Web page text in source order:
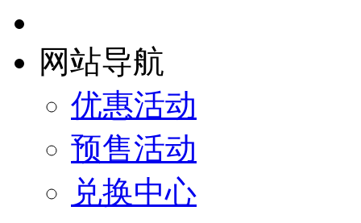
网站导航
优惠活动
预售活动
兑换中心